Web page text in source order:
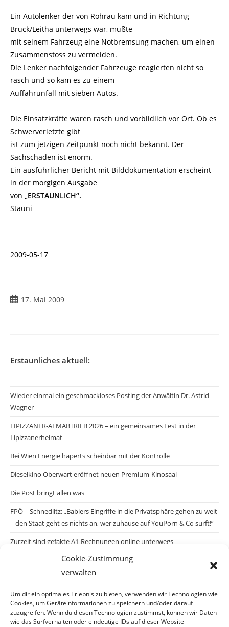
Cookie-Zustimmung
verwalten
Um dir ein optimales Erlebnis zu bieten, verwenden wir Technologien wie
Cookies, um Geräteinformationen zu speichern und/oder darauf
zuzugreifen. Wenn du diesen Technologien zustimmst, können wir Daten
wie das Surfverhalten oder eindeutige IDs auf dieser Website
Ein Autolenker der von Rohrau kam und in Richtung
Bruck/Leitha unterwegs war, mußte
mit seinem Fahrzeug eine Notbremsung machen, um einen
Zusammenstoss zu vermeiden.
Die Lenker nachfolgender Fahrzeuge reagierten nicht so
rasch und so kam es zu einem
Auffahrunfall mit sieben Autos.
Die Einsatzkräfte waren rasch und vorbildlich vor Ort. Ob es
Schwerverletzte gibt
ist zum jetzigen Zeitpunkt noch nicht bekannt. Der
Sachschaden ist enorm.
Ein ausführlicher Bericht mit Bilddokumentation erscheint
in der morgigen Ausgabe
von „ERSTAUNLICH“.
Stauni
2009-05-17
Beitrag17. Mai 2009
Erstaunliches aktuell:
Wieder einmal ein geschmackloses Posting der Anwältin Dr. Astrid
Wagner
LIPIZZANER-ALMABTRIEB 2026 – ein gemeinsames Fest in der
Lipizzanerheimat
Bei Wien Energie haperts scheinbar mit der Kontrolle
Dieselkino Oberwart eröffnet neuen Premium-Kinosaal
Die Post bringt allen was
FPÖ – Schnedlitz: „Bablers Eingriffe in die Privatsphäre gehen zu weit
– den Staat geht es nichts an, wer zuhause auf YouPorn & Co surft!“
Zurzeit sind gefakte A1-Rechnungen online unterwegs
Salzburgs Juden und ihre Sicherheit: „Erst nach einem Anschlag wäre
die Gefahr endlich konkret!“
Biologisches Wunder in Ceuta
Ein vermeintliches Abschiebemärchen